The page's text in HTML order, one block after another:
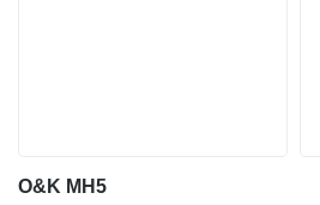
O&K MH5